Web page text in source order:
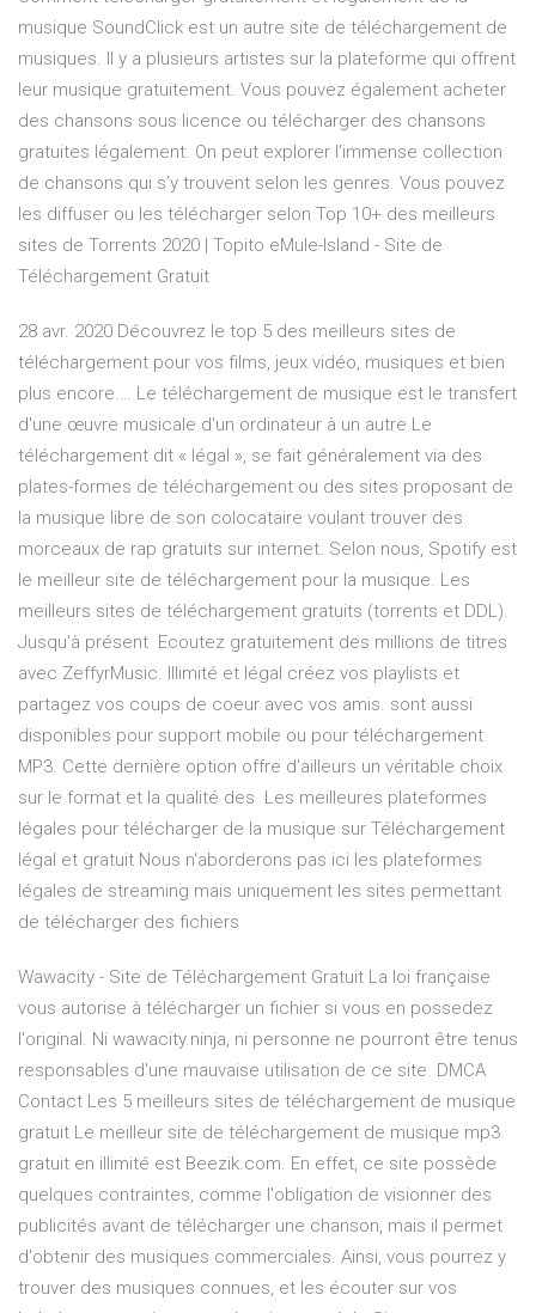
musique SoundClick est un autre site de téléchargement de
musiques. Il y a plusieurs artistes sur la plateforme qui offrent
leur musique gratuitement. Vous pouvez également acheter
des chansons sous licence ou télécharger des chansons
gratuites légalement. On peut explorer l’immense collection
de chansons qui s’y trouvent selon les genres. Vous pouvez
les diffuser ou les télécharger selon Top 10+ des meilleurs
sites de Torrents 2020 | Topito eMule-Island - Site de
Téléchargement Gratuit
28 avr. 2020 Découvrez le top 5 des meilleurs sites de
téléchargement pour vos films, jeux vidéo, musiques et bien
plus encore.… Le téléchargement de musique est le transfert
d'une œuvre musicale d'un ordinateur à un autre Le
téléchargement dit « légal », se fait généralement via des
plates-formes de téléchargement ou des sites proposant de
la musique libre de son colocataire voulant trouver des
morceaux de rap gratuits sur internet. Selon nous, Spotify est
le meilleur site de téléchargement pour la musique. Les
meilleurs sites de téléchargement gratuits (torrents et DDL).
Jusqu'à présent Ecoutez gratuitement des millions de titres
avec ZeffyrMusic. Illimité et légal créez vos playlists et
partagez vos coups de coeur avec vos amis. sont aussi
disponibles pour support mobile ou pour téléchargement
MP3. Cette dernière option offre d'ailleurs un véritable choix
sur le format et la qualité des Les meilleures plateformes
légales pour télécharger de la musique sur Téléchargement
légal et gratuit Nous n'aborderons pas ici les plateformes
légales de streaming mais uniquement les sites permettant
de télécharger des fichiers
Wawacity - Site de Téléchargement Gratuit La loi française
vous autorise à télécharger un fichier si vous en possedez
l'original. Ni wawacity.ninja, ni personne ne pourront être tenus
responsables d'une mauvaise utilisation de ce site. DMCA
Contact Les 5 meilleurs sites de téléchargement de musique
gratuit Le meilleur site de téléchargement de musique mp3
gratuit en illimité est Beezik.com. En effet, ce site possède
quelques contraintes, comme l'obligation de visionner des
publicités avant de télécharger une chanson, mais il permet
d'obtenir des musiques commerciales. Ainsi, vous pourrez y
trouver des musiques connues, et les écouter sur vos